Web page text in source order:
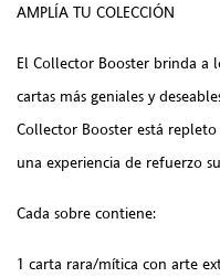
AMPLÍA TU COLECCIÓN
El Collector Booster brinda a
cartas más geniales y
Collector Booster está repleto
una experiencia de refuerzo
Cada sobre contiene:
1 carta rara/mítica con arte